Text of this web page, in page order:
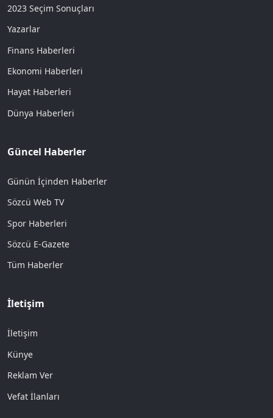
2023 Seçim Sonuçları
Yazarlar
Finans Haberleri
Ekonomi Haberleri
Hayat Haberleri
Dünya Haberleri
Güncel Haberler
Günün İçinden Haberler
Sözcü Web TV
Spor Haberleri
Sözcü E-Gazete
Tüm Haberler
İletişim
İletişim
Künye
Reklam Ver
Vefat İlanları